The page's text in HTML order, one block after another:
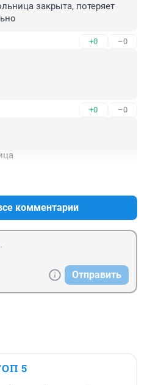
закрыта, потеряет
+0 –0
+0 –0
комментарии
Отправить
5